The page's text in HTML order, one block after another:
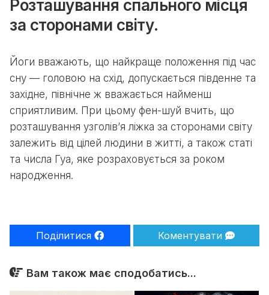
Розташування спального місця
за сторонами світу.
Йоги вважають, що найкраще положення під час
сну — головою на схід, допускається південне та
західне, північне ж вважається найменш
сприятливим. При цьому фен-шуй вчить, що
розташування узголів’я ліжка за сторонами світу
залежить від цілей людини в житті, а також статі
та числа Гуа, яке розраховується за роком
народження.
Поділитися Коментувати
Вам також має сподобатись...